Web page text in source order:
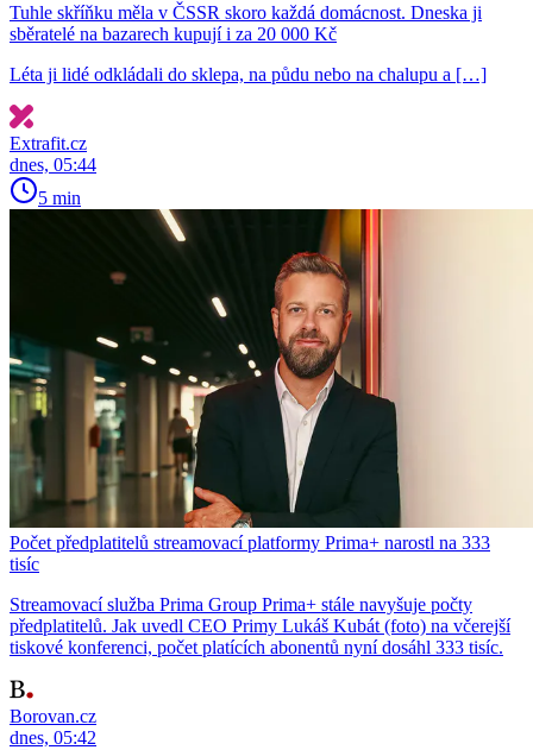
Tuhle skříňku měla v ČSSR skoro každá domácnost. Dneska ji
sběratelé na bazarech kupují i za 20 000 Kč
Léta ji lidé odkládali do sklepa, na půdu nebo na chalupu a […]
Extrafit.cz
dnes, 05:44
5 min
Počet předplatitelů streamovací platformy Prima+ narostl na 333
tisíc
Streamovací služba Prima Group Prima+ stále navyšuje počty
předplatitelů. Jak uvedl CEO Primy Lukáš Kubát (foto) na včerejší
tiskové konferenci, počet platících abonentů nyní dosáhl 333 tisíc.
Borovan.cz
dnes, 05:42